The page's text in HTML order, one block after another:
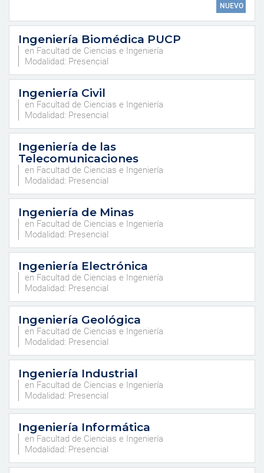
NUEVO
Ingeniería Biomédica PUCP
en Facultad de Ciencias e Ingeniería
Modalidad: Presencial
Ingeniería Civil
en Facultad de Ciencias e Ingeniería
Modalidad: Presencial
Ingeniería de las
Telecomunicaciones
en Facultad de Ciencias e Ingeniería
Modalidad: Presencial
Ingeniería de Minas
en Facultad de Ciencias e Ingeniería
Modalidad: Presencial
Ingeniería Electrónica
en Facultad de Ciencias e Ingeniería
Modalidad: Presencial
Ingeniería Geológica
en Facultad de Ciencias e Ingeniería
Modalidad: Presencial
Ingeniería Industrial
en Facultad de Ciencias e Ingeniería
Modalidad: Presencial
Ingeniería Informática
en Facultad de Ciencias e Ingeniería
Modalidad: Presencial